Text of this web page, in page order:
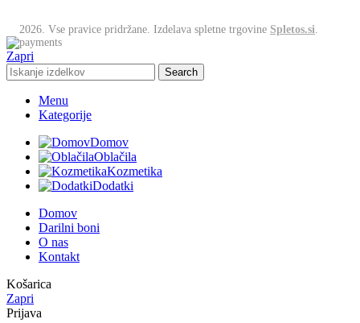
2026. Vse pravice pridržane. Izdelava spletne trgovine Spletos.si.
Zapri
Search
Menu
Kategorije
Domov
Oblačila
Kozmetika
Dodatki
Domov
Darilni boni
O nas
Kontakt
Košarica
Zapri
Prijava